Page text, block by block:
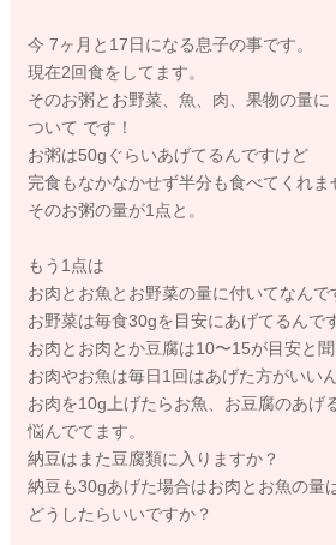
今 7ヶ月と17日になる息子の事です。
現在2回食をしてます。
そのお粥とお野菜、魚、肉、果物の量に
ついて です！
お粥は50gぐらいあげてるんですけど
完食もなかなかせず半分も食べてくれま
そのお粥の量が1点と。
もう1点は
お肉とお魚とお野菜の量に付いてなんで
お野菜は毎食30gを目安にあげてるんで
お肉とお肉とか豆腐は10〜15が目安と
お肉やお魚は毎日1回はあげた方がいい
お肉を10g上げたらお魚、お豆腐のあげ
悩んでてます。
納豆はまた豆腐類に入りますか？
納豆も30gあげた場合はお肉とお魚の量
どうしたらいいですか？